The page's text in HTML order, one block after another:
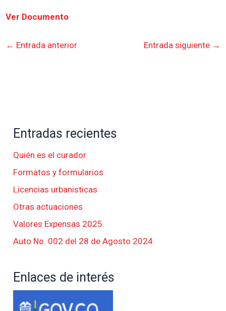
Ver Documento
← Entrada anterior Entrada siguiente →
Entradas recientes
Quién es el curador
Formatos y formularios
Licencias urbanisticas
Otras actuaciones
Valores Expensas 2025
Auto No. 002 del 28 de Agosto 2024
Enlaces de interés